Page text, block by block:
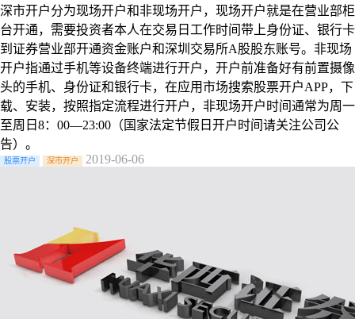
深市开户分为现场开户和非现场开户，现场开户就是在营业部柜
台开通，需要投资者本人在交易日工作时间带上身份证、银行卡
到证券营业部开通资金账户和深圳交易所A股股东账号。非现场
开户指通过手机等设备终端进行开户，开户前准备好有前置摄像
头的手机、身份证和银行卡，在应用市场搜索股票开户APP，下
载、安装，按照指定流程进行开户，非现场开户时间通常为周一
至周日8：00—23:00（国家法定节假日开户时间请关注公司公
告）。
股票开户 深市开户 2019-06-06